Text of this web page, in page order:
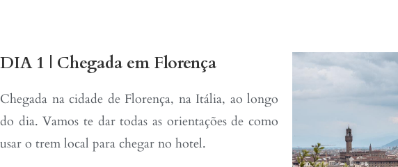
DIA 1 | Chegada em Florença
Chegada na cidade de Florença, na Itália, ao longo
do dia. Vamos te dar todas as orientações de como
usar o trem local para chegar no hotel.